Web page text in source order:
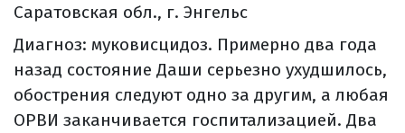
Саратовская обл., г. Энгельс
Диагноз: муковисцидоз. Примерно два года
назад состояние Даши серьезно ухудшилось,
обострения следуют одно за другим, а любая
ОРВИ заканчивается госпитализацией. Два